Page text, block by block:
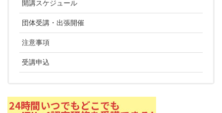
開講スケジュール
団体受講・出張開催
注意事項
受講申込